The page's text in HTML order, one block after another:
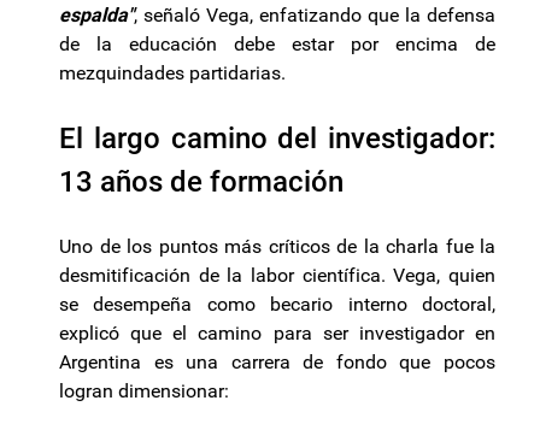
espalda", señaló Vega, enfatizando que la defensa
de la educación debe estar por encima de
mezquindades partidarias.
El largo camino del investigador:
13 años de formación
Uno de los puntos más críticos de la charla fue la
desmitificación de la labor científica. Vega, quien
se desempeña como becario interno doctoral,
explicó que el camino para ser investigador en
Argentina es una carrera de fondo que pocos
logran dimensionar: